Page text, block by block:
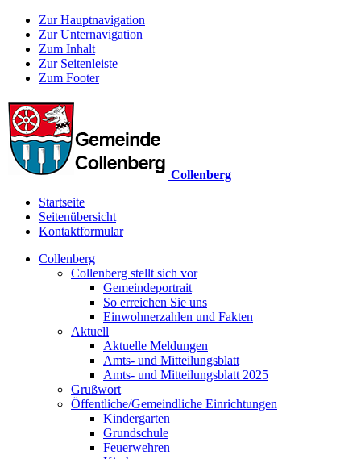
Zur Hauptnavigation
Zur Unternavigation
Zum Inhalt
Zur Seitenleiste
Zum Footer
Collenberg
Startseite
Seitenübersicht
Kontaktformular
Collenberg
Collenberg stellt sich vor
Gemeindeportrait
So erreichen Sie uns
Einwohnerzahlen und Fakten
Aktuell
Aktuelle Meldungen
Amts- und Mitteilungsblatt
Amts- und Mitteilungsblatt 2025
Grußwort
Öffentliche/Gemeindliche Einrichtungen
Kindergarten
Grundschule
Feuerwehren